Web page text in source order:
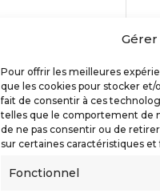
Pour offrir les meilleures
que les cookies pour stocker et/
fait de consentir à ces
telles que le comportement de
de ne pas consentir ou de
sur certaines caractéristiques et
Fonctionnel